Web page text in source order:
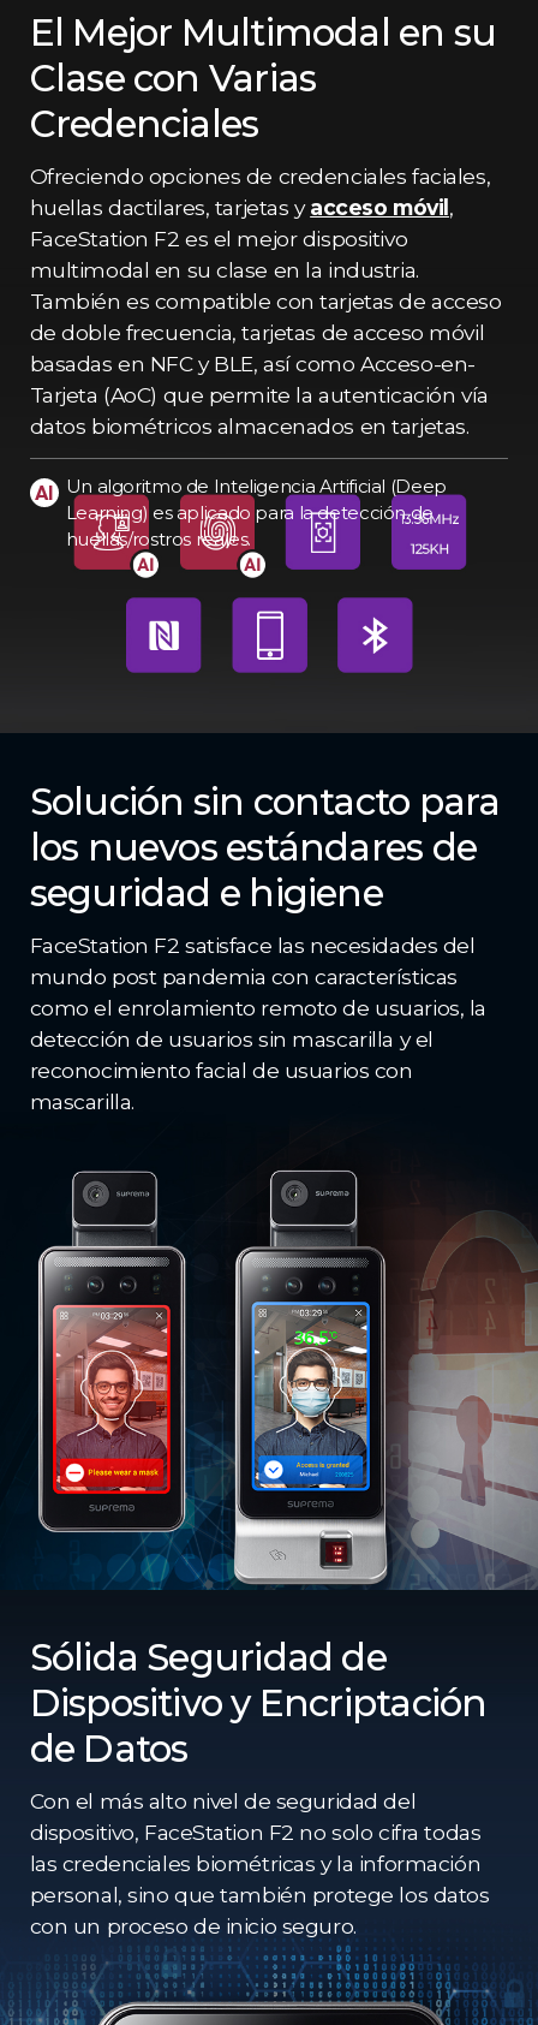
El Mejor Multimodal en su
Clase con Varias
Credenciales
Ofreciendo opciones de credenciales faciales,
huellas dactilares, tarjetas yacceso móvil ,
FaceStation F2 es el mejor dispositivo
multimodal en su clase en la industria.
También es compatible con tarjetas de acceso
de doble frecuencia, tarjetas de acceso móvil
basadas en NFC y BLE, así como Acceso-en-
Tarjeta (AoC) que permite la autenticación vía
datos biométricos almacenados en tarjetas.
Un algoritmo de Inteligencia Artificial (Deep
Learning) es aplicado para la detección de
huellas/rostros reales.
Solución sin contacto para
los nuevos estándares de
seguridad e higiene
FaceStation F2 satisface las necesidades del
mundo post pandemia con características
como el enrolamiento remoto de usuarios, la
detección de usuarios sin mascarilla y el
reconocimiento facial de usuarios con
mascarilla.
Sólida Seguridad de
Dispositivo y Encriptación
de Datos
Con el más alto nivel de seguridad del
dispositivo, FaceStation F2 no solo cifra todas
las credenciales biométricas y la información
personal, sino que también protege los datos
con un proceso de inicio seguro.